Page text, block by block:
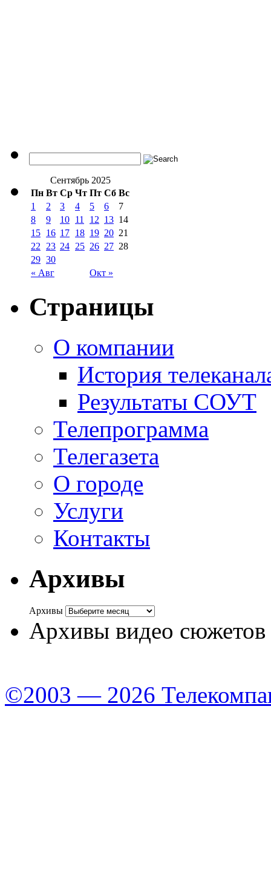
Сентябрь 2025
Пн Вт Ср Чт Пт Сб Вс
« Авг Окт »
1 2 3 4 5 6
7
8
9 10 11 12 13 14
15 16 17 18 19 20 21
22
23 24 25 26 27 28
29 30
Страницы
О компании
История
Результаты СОУТ
Телепрограмма
Телегазета
О городе
Услуги
Контакты
Архивы
Архивы
Архивы видео
©2003 — 2026